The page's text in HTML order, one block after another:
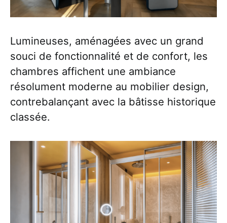
Lumineuses, aménagées avec un grand
souci de fonctionnalité et de confort, les
chambres affichent une ambiance
résolument moderne au mobilier design,
contrebalançant avec la bâtisse historique
classée.